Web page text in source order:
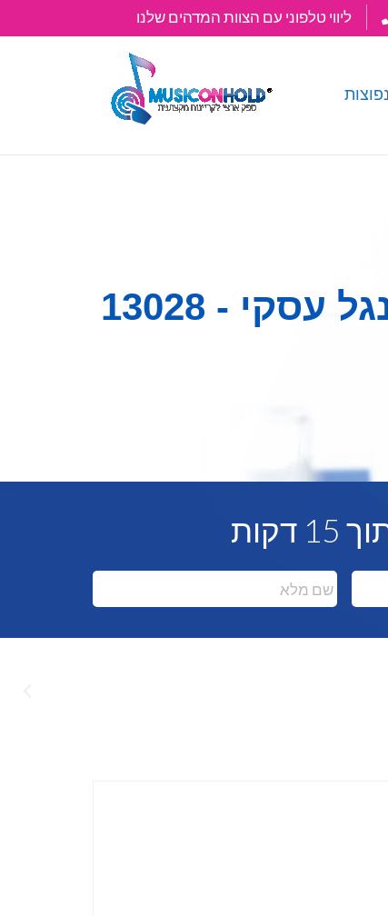
ליווי טלפוני עם הצוות המדהים שלנו
עסקי - 13028
שם
מלא